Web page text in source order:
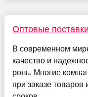
Оптовые
В современном
качество и
роль. Многие
при заказе товаров